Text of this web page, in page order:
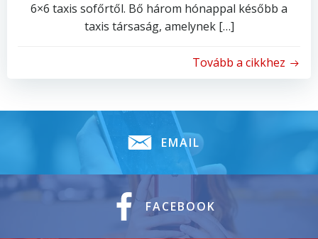
6×6 taxis sofőrtől. Bő három hónappal később a
taxis társaság, amelynek […]
Tovább a cikkhez
EMAIL
FACEBOOK